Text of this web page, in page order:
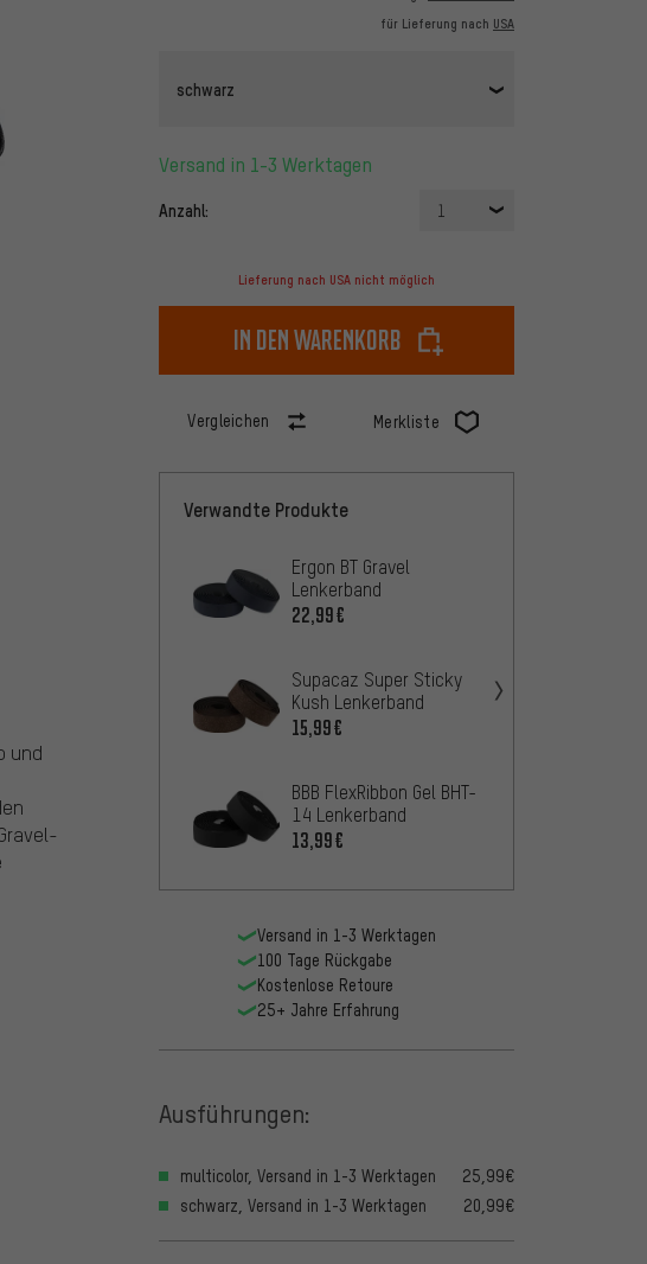
für Lieferung nach USA
schwarz
Versand in 1-3 Werktagen
Anzahl: 1
Lieferung nach USA nicht möglich
In den Warenkorb
Vergleichen Merkliste
und
Verwandte Produkte
Ergon BT Gravel
Lenkerband
22,99€
Supacaz Super Sticky
Kush Lenkerband
15,99€
BBB FlexRibbon Gel BHT-
14 Lenkerband
13,99€
Versand in 1-3 Werktagen
100 Tage Rückgabe
Kostenlose Retoure
25+ Jahre Erfahrung
Ausführungen:
multicolor, Versand in 1-3 Werktagen
25,99€
schwarz, Versand in 1-3 Werktagen
20,99€